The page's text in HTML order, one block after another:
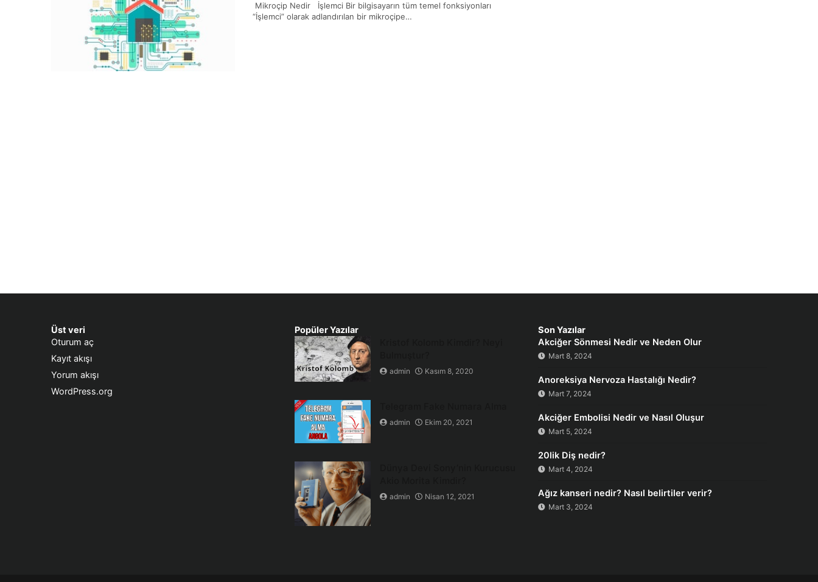
Mikroçip Nedir İşlemci Bir bilgisayarın tüm temel fonksiyonları
“İşlemci” olarak adlandırılan bir mikroçipe…
Üst veri
Oturum aç
Kayıt akışı
Yorum akışı
WordPress.org
Popüler Yazılar
admin Kasım 8, 2020
admin Ekim 20, 2021
admin Nisan 12, 2021
Son Yazılar
Akciğer Sönmesi Nedir ve Neden Olur
Mart 8, 2024
Anoreksiya Nervoza Hastalığı Nedir?
Mart 7, 2024
Akciğer Embolisi Nedir ve Nasıl Oluşur
Mart 5, 2024
20lik Diş nedir?
Mart 4, 2024
Ağız kanseri nedir? Nasıl belirtiler verir?
Mart 3, 2024